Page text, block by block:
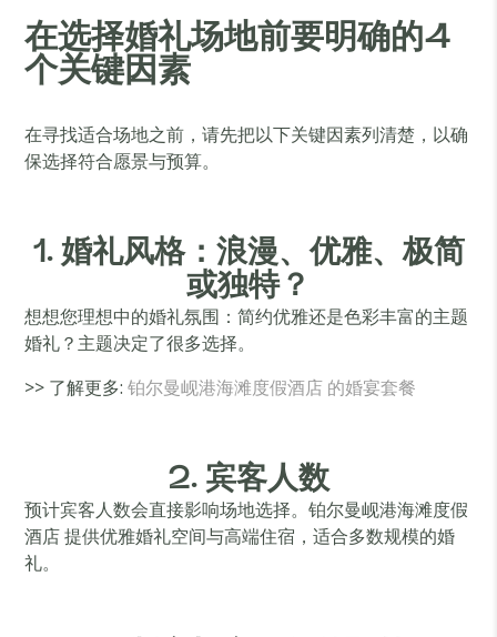
在选择婚礼场地前要明确的4
个关键因素
在寻找适合场地之前，请先把以下关键因素列清楚，以确
保选择符合愿景与预算。
1. 婚礼风格：浪漫、优雅、极简
或独特？
想想您理想中的婚礼氛围：简约优雅还是色彩丰富的主题
婚礼？主题决定了很多选择。
>> 了解更多:铂尔曼岘港海滩度假酒店 的婚宴套餐
2. 宾客人数
预计宾客人数会直接影响场地选择。铂尔曼岘港海滩度假
酒店 提供优雅婚礼空间与高端住宿，适合多数规模的婚
礼。